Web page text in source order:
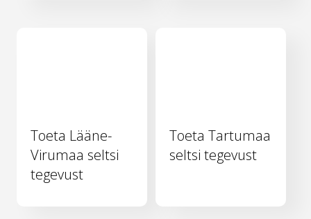
Toeta Lääne-
Virumaa seltsi
tegevust
Toeta Tartumaa
seltsi tegevust